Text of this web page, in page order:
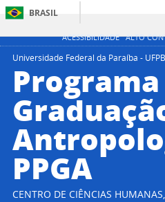
ACESSIBILIDADE ALTO
BRASIL
Universidade Federal da Paraíba - UFPB
Programa
PPGA
CENTRO DE CIÊNCIAS